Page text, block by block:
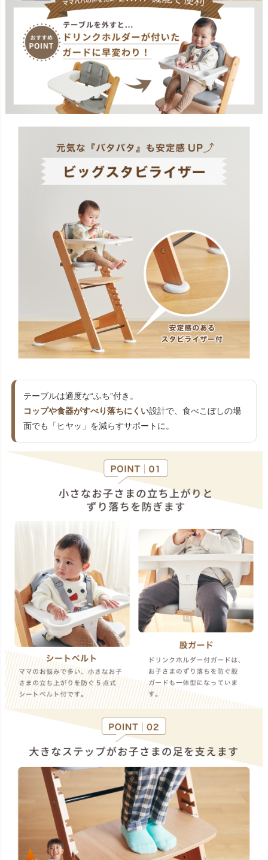
テーブルは適度な“ふち”付き。
コップや食器がすべり落ちにくい設計で、食べこぼしの場
面でも「ヒヤッ」を減らすサポートに。